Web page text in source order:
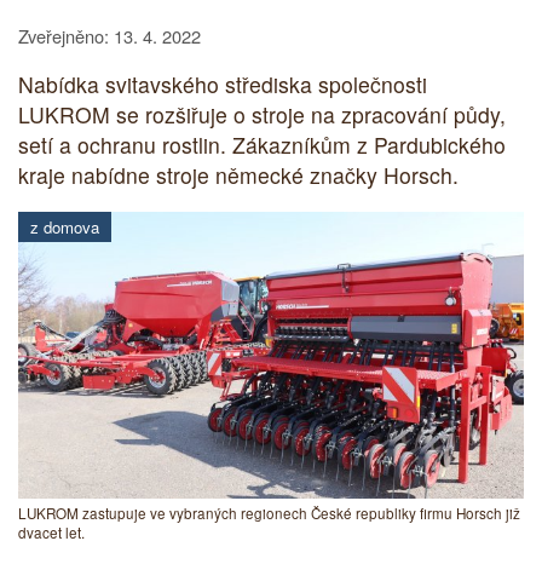
Zveřejněno: 13. 4. 2022
Nabídka svitavského střediska společnosti
LUKROM se rozšiřuje o stroje na zpracování půdy,
setí a ochranu rostlin. Zákazníkům z Pardubického
kraje nabídne stroje německé značky Horsch.
z domova
LUKROM zastupuje ve vybraných regionech České republiky firmu Horsch již
dvacet let.